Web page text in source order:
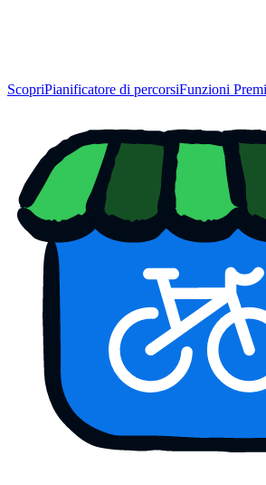
ScopriPianificatore di percorsiFunzioni